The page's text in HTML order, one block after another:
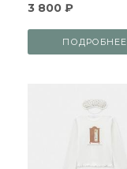
3 800 ₽
ПОДРОБНЕЕ